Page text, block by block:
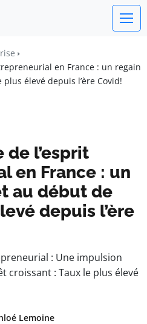
en France : un regain
élevé depuis l’ère Covid!
de l’esprit
en France : un
au début de
depuis l’ère
: Une impulsion
croissant : Taux le plus élevé
Lemoine